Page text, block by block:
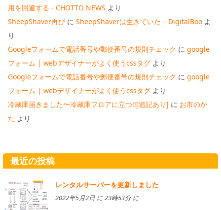
用を回避する - CHOTTO NEWS より
SheepShaver再び に SheepShaverは生きていた – DigitalBoo よ
り
Googleフォームで電話番号や郵便番号の規則チェック に google
フォーム | webデザイナーがよく使うcssタグ より
Googleフォームで電話番号や郵便番号の規則チェック に google
フォーム | webデザイナーがよく使うcssタグ より
冷蔵庫届きました〜冷蔵庫フロアに立つ!![追記あり] に お市のか
た より
最近の投稿
レンタルサーバーを更新しました
2022年5月2日 に 23時53分 に